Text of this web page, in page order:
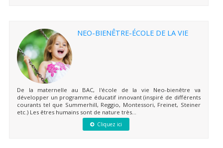
NEO-BIENÊTRE-ÉCOLE DE LA VIE
De la maternelle au BAC, l'école de la vie Neo-bienêtre va
développer un programme éducatif innovant (inspiré de différents
courants tel que Summerhill, Reggio, Montessori, Freinet, Steiner
etc.) Les êtres humains sont de nature très...
Cliquez ici